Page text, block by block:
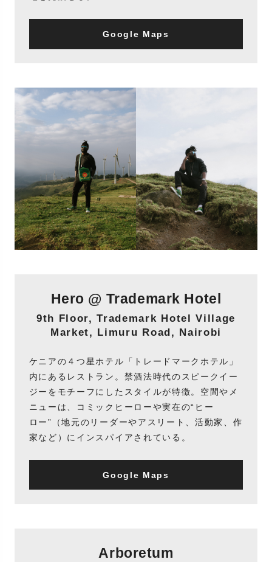
Google Maps
Hero @ Trademark Hotel
9th Floor, Trademark Hotel Village
Market, Limuru Road, Nairobi
ケニアの４つ星ホテル「トレードマークホテル」
内にあるレストラン。禁酒法時代のスピークイー
ジーをモチーフにしたスタイルが特徴。空間やメ
ニューは、コミックヒーローや実在の“ヒー
ロー”（地元のリーダーやアスリート、活動家、作
家など）にインスパイアされている。
Google Maps
Arboretum